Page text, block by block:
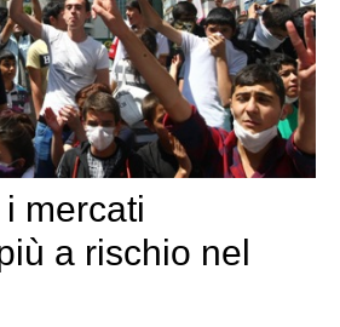
mercati
a rischio nel